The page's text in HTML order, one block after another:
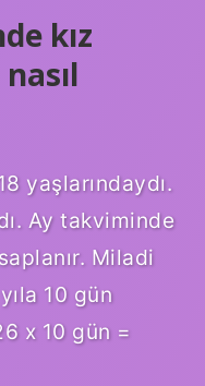
kız
yaşlarındaydı.
Ay takviminde
Miladi
10 gün
x 10 gün =